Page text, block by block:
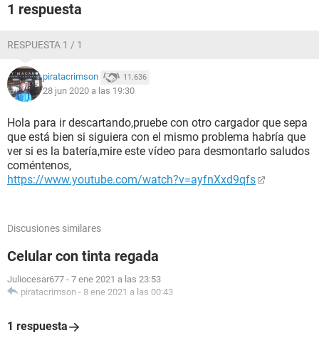
1 respuesta
RESPUESTA 1 / 1
piratacrimson 11.636
28 jun 2020 a las 19:30
Hola para ir descartando,pruebe con otro cargador que sepa
que está bien si siguiera con el mismo problema habría que
ver si es la batería,mire este vídeo para desmontarlo saludos
coméntenos,
https://www.youtube.com/watch?v=ayfnXxd9qfs
Discusiones similares
Celular con tinta regada
Juliocesar677 - 7 ene 2021 a las 23:53
piratacrimson - 8 ene 2021 a las 00:43
1 respuesta